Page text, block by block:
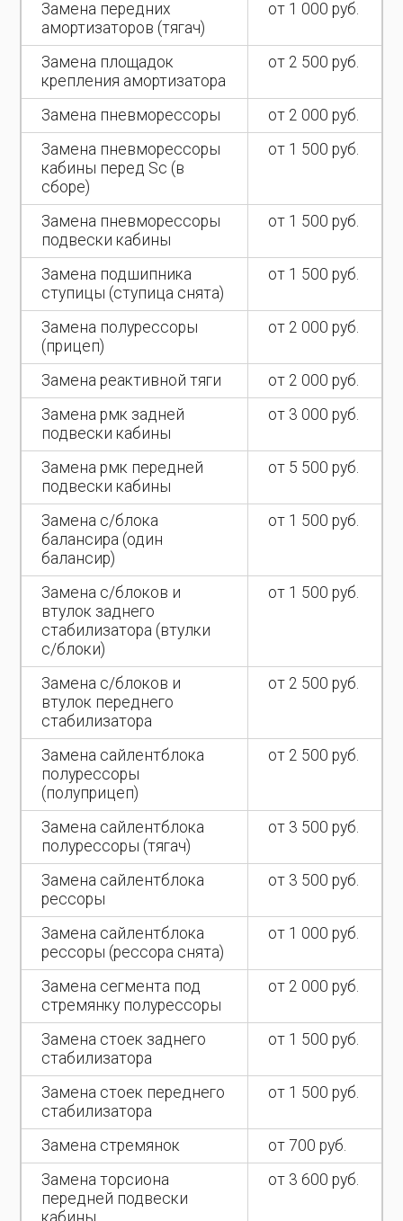
Замена передних
амортизаторов (тягач)
от 1 000 руб.
Замена площадок
крепления амортизатора
от 2 500 руб.
Замена пневморессоры
от 2 000 руб.
Замена пневморессоры
кабины перед Sc (в
сборе)
от 1 500 руб.
Замена пневморессоры
подвески кабины
от 1 500 руб.
Замена подшипника
ступицы (ступица снята)
от 1 500 руб.
Замена полурессоры
(прицеп)
от 2 000 руб.
Замена реактивной тяги
от 2 000 руб.
Замена рмк задней
подвески кабины
от 3 000 руб.
Замена рмк передней
подвески кабины
от 5 500 руб.
Замена с/блока
балансира (один
балансир)
от 1 500 руб.
Замена с/блоков и
втулок заднего
стабилизатора (втулки
с/блоки)
от 1 500 руб.
Замена с/блоков и
втулок переднего
стабилизатора
от 2 500 руб.
Замена сайлентблока
полурессоры
(полуприцеп)
от 2 500 руб.
Замена сайлентблока
полурессоры (тягач)
от 3 500 руб.
Замена сайлентблока
рессоры
от 3 500 руб.
Замена сайлентблока
рессоры (рессора снята)
от 1 000 руб.
Замена сегмента под
стремянку полурессоры
от 2 000 руб.
Замена стоек заднего
стабилизатора
от 1 500 руб.
Замена стоек переднего
стабилизатора
от 1 500 руб.
Замена стремянок
от 700 руб.
Замена торсиона
передней подвески
кабины
от 3 600 руб.